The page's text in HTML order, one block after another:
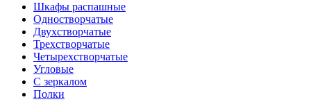
Шкафы распашные
Одностворчатые
Двухстворчатые
Трехстворчатые
Четырехстворчатые
Угловые
С зеркалом
Полки